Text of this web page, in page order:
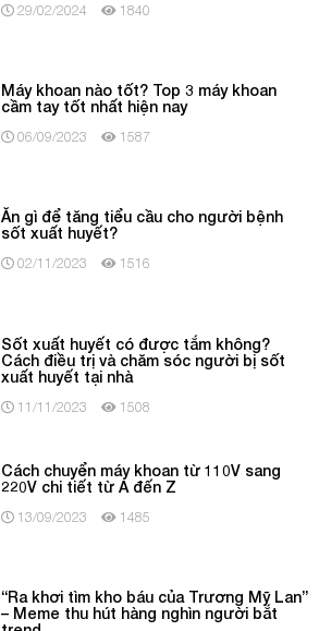
29/02/2024 1840
Máy khoan nào tốt? Top 3 máy khoan
cầm tay tốt nhất hiện nay
06/09/2023 1587
Ăn gì để tăng tiểu cầu cho người bệnh
sốt xuất huyết?
02/11/2023 1516
Sốt xuất huyết có được tắm không?
Cách điều trị và chăm sóc người bị sốt
xuất huyết tại nhà
11/11/2023 1508
Cách chuyển máy khoan từ 110V sang
220V chi tiết từ A đến Z
13/09/2023 1485
“Ra khơi tìm kho báu của Trương Mỹ Lan”
– Meme thu hút hàng nghìn người bắt